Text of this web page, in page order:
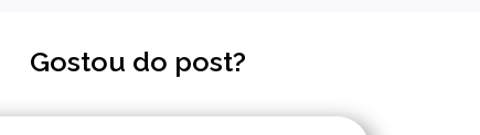
Gostou do post?